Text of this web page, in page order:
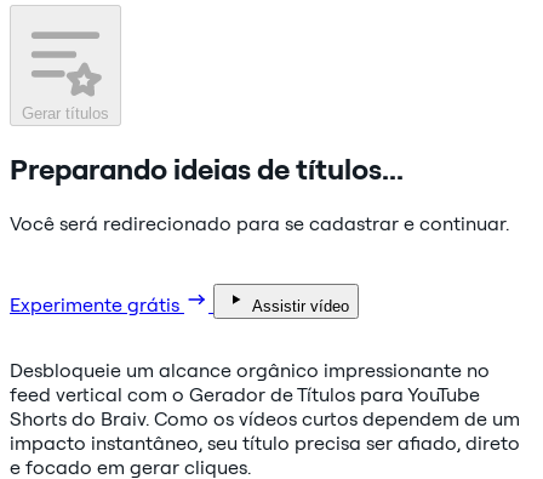
Gerar títulos
Preparando ideias de títulos...
Você será redirecionado para se cadastrar e continuar.
Experimente grátis Assistir vídeo
Desbloqueie um alcance orgânico impressionante no
feed vertical com o Gerador de Títulos para YouTube
Shorts do Braiv. Como os vídeos curtos dependem de um
impacto instantâneo, seu título precisa ser afiado, direto
e focado em gerar cliques.